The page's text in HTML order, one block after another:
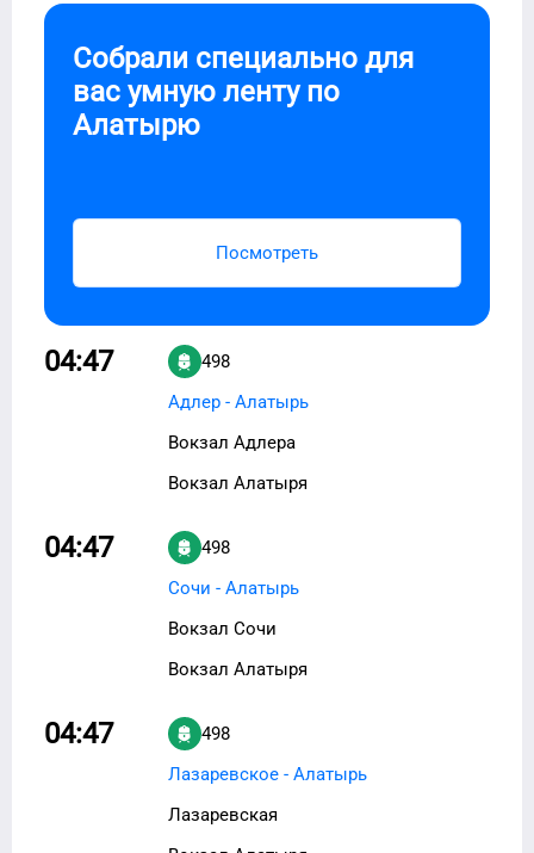
Собрали специально для
вас умную ленту по
Алатырю
Посмотреть
04:47
498
Адлер - Алатырь
Вокзал Адлера
Вокзал Алатыря
04:47
498
Сочи - Алатырь
Вокзал Сочи
Вокзал Алатыря
04:47
498
Лазаревское - Алатырь
Лазаревская